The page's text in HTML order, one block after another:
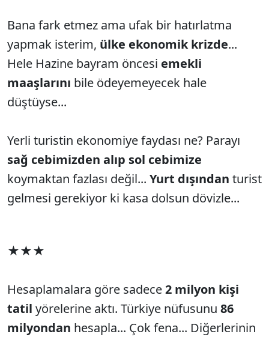
Bana fark etmez ama ufak bir hatırlatma
yapmak isterim, ülke ekonomik krizde...
Hele Hazine bayram öncesi emekli
maaşlarını bile ödeyemeyecek hale
düştüyse...
Yerli turistin ekonomiye faydası ne? Parayı
sağ cebimizden alıp sol cebimize
koymaktan fazlası değil... Yurt dışından turist
gelmesi gerekiyor ki kasa dolsun dövizle...
★★★
Hesaplamalara göre sadece2 milyon kişi
tatil yörelerine aktı. Türkiye nüfusunu 86
milyondan hesapla... Çok fena... Diğerlerinin